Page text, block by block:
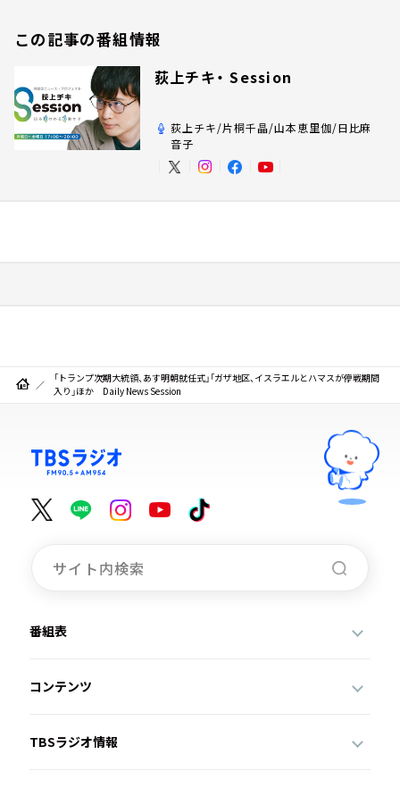
この記事の番組情報
荻上チキ・ Session
荻上チキ/片桐千晶/山本恵里伽/日比麻
音子
「トランプ次期大統領、あす明朝就任式」「ガザ地区、イスラエルとハマスが停戦期間
入り」ほか Daily News Session
番組表
コンテンツ
TBSラジオ情報